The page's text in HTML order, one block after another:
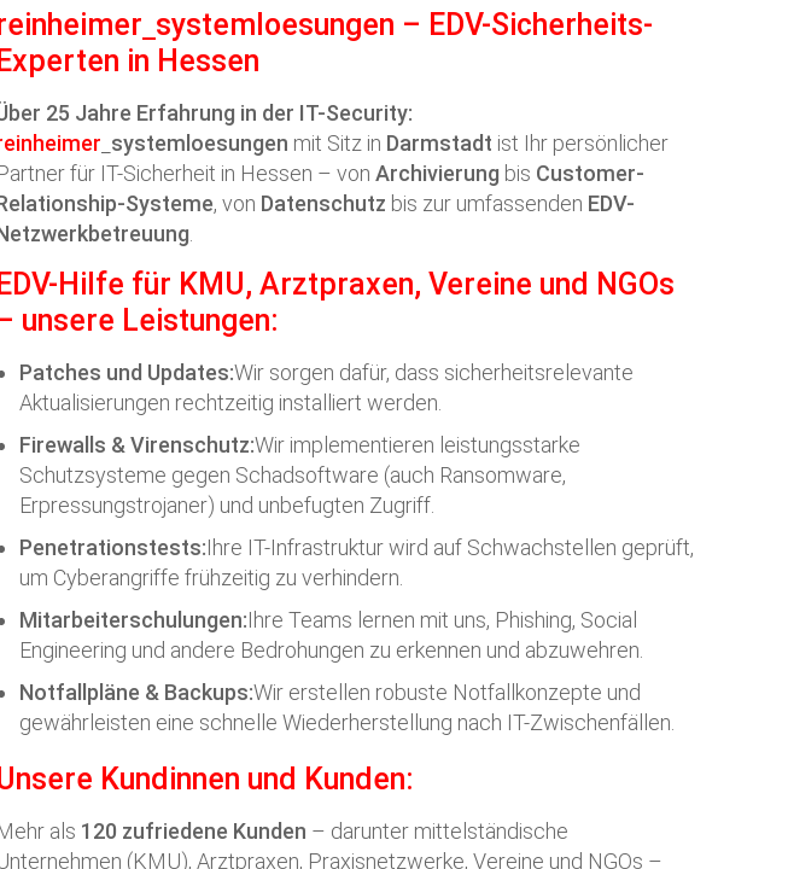
systemloesungen – EDV-Sicherheits-
Experten in Hessen
25 Jahre Erfahrung in der IT-Security:
systemloesungen mit Sitz in Darmstadt ist Ihr persönlicher
für IT-Sicherheit in Hessen – von Archivierung bis Customer-
Systeme, von Datenschutz bis zur umfassenden EDV-
EDV-Hilfe für KMU, Arztpraxen, Vereine und NGOs
unsere Leistungen:
Patches und Updates:Wir sorgen dafür, dass sicherheitsrelevante
Aktualisierungen rechtzeitig installiert werden.
Firewalls & Virenschutz:Wir implementieren leistungsstarke
Schutzsysteme gegen Schadsoftware (auch Ransomware,
Erpressungstrojaner) und unbefugten Zugriff.
Penetrationstests:Ihre IT-Infrastruktur wird auf Schwachstellen geprüft,
um Cyberangriffe frühzeitig zu verhindern.
Mitarbeiterschulungen:Ihre Teams lernen mit uns, Phishing, Social
Engineering und andere Bedrohungen zu erkennen und abzuwehren.
Notfallpläne & Backups:Wir erstellen robuste Notfallkonzepte und
gewährleisten eine schnelle Wiederherstellung nach IT-Zwischenfällen.
Kundinnen und Kunden:
als 120 zufriedene Kunden – darunter mittelständische
(KMU), Arztpraxen, Praxisnetzwerke, Vereine und NGOs –